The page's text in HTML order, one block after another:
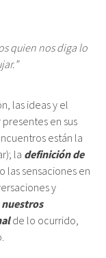
quien nos diga lo
las ideas y el
en sus
están la
la definición de
las sensaciones en
y
de lo ocurrido,